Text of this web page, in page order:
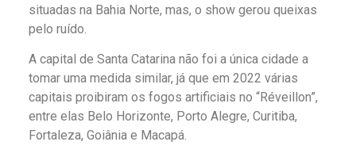
situadas na Bahia Norte, mas, o show gerou queixas
pelo ruído.
A capital de Santa Catarina não foi a única cidade a
tomar uma medida similar, já que em 2022 várias
capitais proibiram os fogos artificiais no “Réveillon”,
entre elas Belo Horizonte, Porto Alegre, Curitiba,
Fortaleza, Goiânia e Macapá.